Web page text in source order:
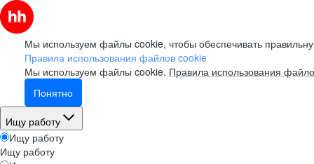
Мы используем файлы cookie, чтобы обеспечивать
Правила использования файлов cookie
Мы используем файлы cookie. Правила использования
Понятно
Ищу работу
Ищу работу
Ищу работу